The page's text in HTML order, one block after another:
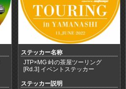
ステッカー名称
JTP×MG 峠の茶屋ツーリング
[Rd.3] イベントステッカー
ステッカー説明